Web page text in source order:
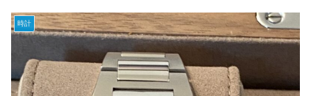
時計